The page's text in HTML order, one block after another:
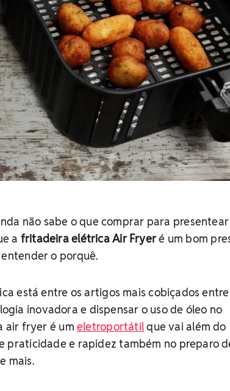
não sabe o que comprar para presentear
a fritadeira elétrica Air Fryeré um bom
o porquê.
está entre os artigos mais cobiçados
inovadora e dispensar o uso de óleo no
air fryer é umeletroportátilque vai além do
praticidade e rapidez também no preparo
mais.